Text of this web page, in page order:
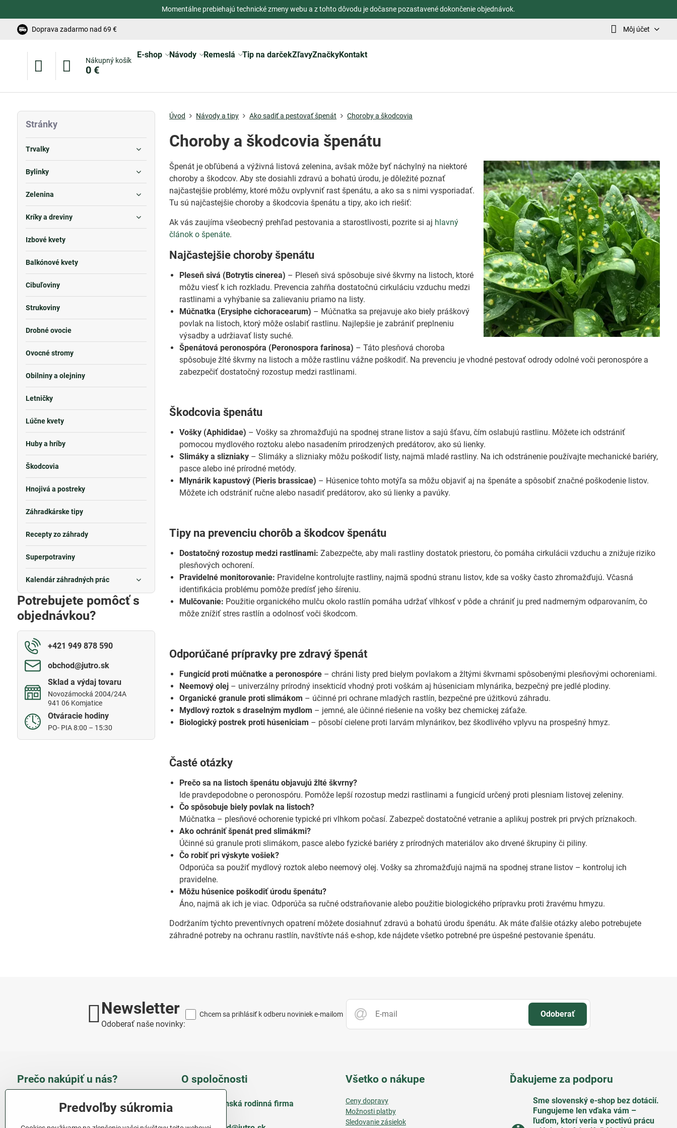
Momentálne prebiehajú technické zmeny webu a z tohto dôvodu je dočasne pozastavené dokončenie objednávok.
Doprava zadarmo nad 69 € Môj účet
Nákupný košík
0 €
E-shop Návody Remeslá Tip na darčekZľavyZnačkyKontakt
Úvod Návody a tipy Ako sadiť a pestovať špenát Choroby a škodcovia
Choroby a škodcovia špenátu
Špenát je obľúbená a výživná listová zelenina, avšak môže byť náchylný na niektoré
choroby a škodcov. Aby ste dosiahli zdravú a bohatú úrodu, je dôležité poznať
najčastejšie problémy, ktoré môžu ovplyvniť rast špenátu, a ako sa s nimi vysporiadať.
Tu sú najčastejšie choroby a škodcovia špenátu a tipy, ako ich riešiť:
Ak vás zaujíma všeobecný prehľad pestovania a starostlivosti, pozrite si aj hlavný
článok o špenáte.
Najčastejšie choroby špenátu
Pleseň sivá (Botrytis cinerea) – Pleseň sivá spôsobuje sivé škvrny na listoch, ktoré
môžu viesť k ich rozkladu. Prevencia zahŕňa dostatočnú cirkuláciu vzduchu medzi
rastlinami a vyhýbanie sa zalievaniu priamo na listy.
Múčnatka (Erysiphe cichoracearum) – Múčnatka sa prejavuje ako biely práškový
povlak na listoch, ktorý môže oslabiť rastlinu. Najlepšie je zabrániť preplneniu
výsadby a udržiavať listy suché.
Špenátová peronospóra (Peronospora farinosa) – Táto plesňová choroba
spôsobuje žlté škvrny na listoch a môže rastlinu vážne poškodiť. Na prevenciu je vhodné pestovať odrody odolné voči peronospóre a
zabezpečiť dostatočný rozostup medzi rastlinami.
Škodcovia špenátu
Vošky (Aphididae) – Vošky sa zhromažďujú na spodnej strane listov a sajú šťavu, čím oslabujú rastlinu. Môžete ich odstrániť
pomocou mydlového roztoku alebo nasadením prirodzených predátorov, ako sú lienky.
Slimáky a slizniaky – Slimáky a slizniaky môžu poškodiť listy, najmä mladé rastliny. Na ich odstránenie používajte mechanické bariéry,
pasce alebo iné prírodné metódy.
Mlynárik kapustový (Pieris brassicae) – Húsenice tohto motýľa sa môžu objaviť aj na špenáte a spôsobiť značné poškodenie listov.
Môžete ich odstrániť ručne alebo nasadiť predátorov, ako sú lienky a pavúky.
Tipy na prevenciu chorôb a škodcov špenátu
Dostatočný rozostup medzi rastlinami: Zabezpečte, aby mali rastliny dostatok priestoru, čo pomáha cirkulácii vzduchu a znižuje riziko
plesňových ochorení.
Pravidelné monitorovanie: Pravidelne kontrolujte rastliny, najmä spodnú stranu listov, kde sa vošky často zhromažďujú. Včasná
identifikácia problému pomôže predísť jeho šíreniu.
Mulčovanie: Použitie organického mulču okolo rastlín pomáha udržať vlhkosť v pôde a chrániť ju pred nadmerným odparovaním, čo
môže znížiť stres rastlín a odolnosť voči škodcom.
Odporúčané prípravky pre zdravý špenát
Fungicíd proti múčnatke a peronospóre – chráni listy pred bielym povlakom a žltými škvrnami spôsobenými plesňovými ochoreniami.
Neemový olej – univerzálny prírodný insekticíd vhodný proti voškám aj húseniciam mlynárika, bezpečný pre jedlé plodiny.
Organické granule proti slimákom – účinné pri ochrane mladých rastlín, bezpečné pre úžitkovú záhradu.
Mydlový roztok s draselným mydlom – jemné, ale účinné riešenie na vošky bez chemickej záťaže.
Biologický postrek proti húseniciam – pôsobí cielene proti larvám mlynárikov, bez škodlivého vplyvu na prospešný hmyz.
Časté otázky
Prečo sa na listoch špenátu objavujú žlté škvrny?
Ide pravdepodobne o peronospóru. Pomôže lepší rozostup medzi rastlinami a fungicíd určený proti plesniam listovej zeleniny.
Čo spôsobuje biely povlak na listoch?
Múčnatka – plesňové ochorenie typické pri vlhkom počasí. Zabezpeč dostatočné vetranie a aplikuj postrek pri prvých príznakoch.
Ako ochrániť špenát pred slimákmi?
Účinné sú granule proti slimákom, pasce alebo fyzické bariéry z prírodných materiálov ako drvené škrupiny či piliny.
Čo robiť pri výskyte vošiek?
Odporúča sa použiť mydlový roztok alebo neemový olej. Vošky sa zhromažďujú najmä na spodnej strane listov – kontroluj ich
pravidelne.
Môžu húsenice poškodiť úrodu špenátu?
Áno, najmä ak ich je viac. Odporúča sa ručné odstraňovanie alebo použitie biologického prípravku proti žravému hmyzu.
Dodržaním týchto preventívnych opatrení môžete dosiahnuť zdravú a bohatú úrodu špenátu. Ak máte ďalšie otázky alebo potrebujete
záhradné potreby na ochranu rastlín, navštívte náš e-shop, kde nájdete všetko potrebné pre úspešné pestovanie špenátu.
Stránky
Trvalky
Bylinky
Zelenina
Kríky a dreviny
Izbové kvety
Balkónové kvety
Cibuľoviny
Strukoviny
Drobné ovocie
Ovocné stromy
Obilniny a olejniny
Letničky
Lúčne kvety
Huby a hríby
Škodcovia
Hnojivá a postreky
Záhradkárske tipy
Recepty zo záhrady
Superpotraviny
Kalendár záhradných prác
Potrebujete pomôcť s
objednávkou?
+421 949 878 590
obchod​@jutro​.sk
Sklad a výdaj tovaru
Novozámocká 2004/24A
941 06 Komjatice
Otváracie hodiny
PO- PIA 8:00 – 15:30
Newsletter
Odoberať naše novinky:
Odoberať
Chcem sa prihlásiť k odberu noviniek e-mailom
Prečo nakúpiť u nás?
Takmer 100 % spokojných
zákazníkov
O spoločnosti
Slovenská rodinná firma
Všetko o nákupe
Ceny dopravy
Možnosti platby
Sledovanie zásielok
Ďakujeme za podporu
Sme slovenský e-shop bez dotácií​.
Fungujeme len vďaka vám –
ľuďom, ktorí veria v poctivú prácu
Predvoľby súkromia